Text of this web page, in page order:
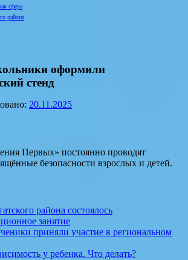
сфера
района
оформили
стенд
20.11.2025
Первых» постоянно проводят
безопасности взрослых и детей.
района состоялось
занятие
приняли участие в региональном
у ребенка. Что делать?